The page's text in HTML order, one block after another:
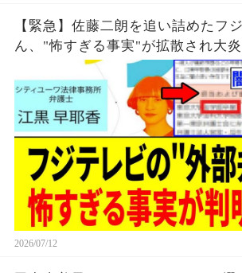
【緊急】佐藤二朗を追い詰めたフ
ん、"怖すぎる事実"が拡散され大
2026/07/12